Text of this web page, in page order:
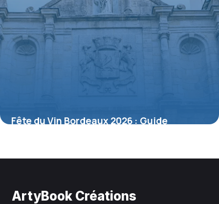
Fête du Vin Bordeaux 2026 : Guide
ArtyBook Créations